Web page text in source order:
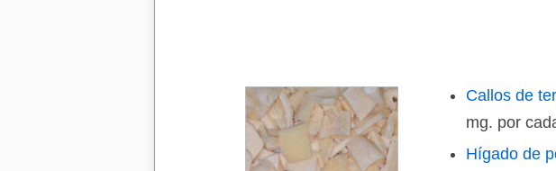
Callos de
mg. por
Hígado de